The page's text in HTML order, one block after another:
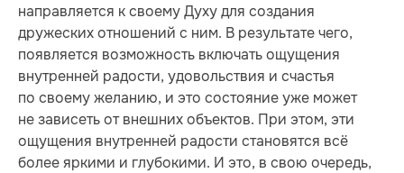
направляется к своему Духу для создания
дружеских отношений с ним. В результате чего,
появляется возможность включать ощущения
внутренней радости, удовольствия и счастья
по своему желанию, и это состояние уже может
не зависеть от внешних объектов. При этом, эти
ощущения внутренней радости становятся всё
более яркими и глубокими. И это, в свою очередь,